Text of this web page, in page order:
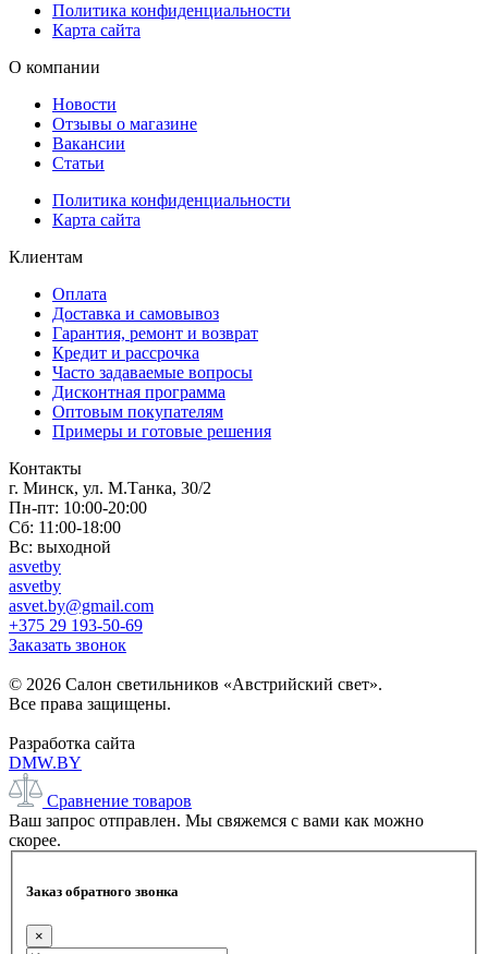
Политика конфиденциальности
Карта сайта
О компании
Новости
Отзывы о магазине
Вакансии
Статьи
Политика конфиденциальности
Карта сайта
Клиентам
Оплата
Доставка и самовывоз
Гарантия, ремонт и возврат
Кредит и рассрочка
Часто задаваемые вопросы
Дисконтная программа
Оптовым покупателям
Примеры и готовые решения
Контакты
г. Минск, ул. М.Танка, 30/2
Пн-пт: 10:00-20:00
Сб: 11:00-18:00
Вс: выходной
asvetby
asvetby
asvet.by@gmail.com
+375 29 193-50-69
Заказать звонок
© 2026 Салон светильников «Австрийский свет».
Все права защищены.
Разработка сайта
DMW.BY
Сравнение товаров
Ваш запрос отправлен. Мы свяжемся с вами как можно
скорее.
Заказ обратного звонка
×